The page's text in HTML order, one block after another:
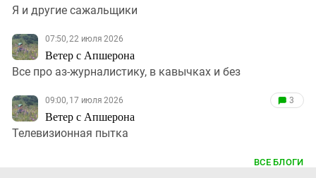
Я и другие сажальщики
07:50, 22 июля 2026
Ветер с Апшерона
Все про аз-журналистику, в кавычках и без
09:00, 17 июля 2026
Ветер с Апшерона
3
Телевизионная пытка
ВСЕ БЛОГИ